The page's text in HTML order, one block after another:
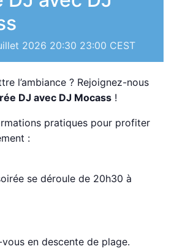
2026 20:30 23:00 CEST
l’ambiance ? Rejoignez-nous
DJ avec DJ Mocass !
pratiques pour profiter
:
se déroule de 20h30 à
vous en descente de plage.